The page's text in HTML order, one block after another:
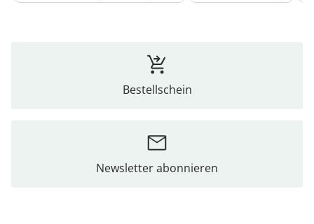
Bestellschein
Newsletter abonnieren